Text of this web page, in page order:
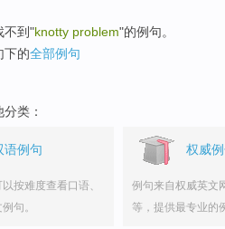
不到"knotty problem"的例句。
下的全部例句
类：
语例句
按难度查看口语、
句。
权威
例句来自权威英文
等，提供最专业的